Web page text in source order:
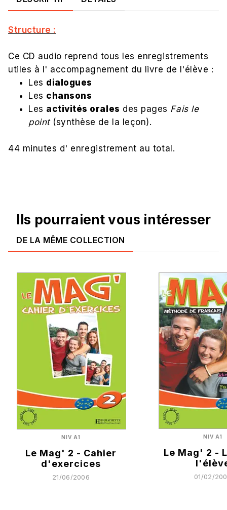
Structure :
Ce CD audio reprend tous les enregistrements
utiles à l' accompagnement du livre de l'élève :
Les dialogues
Les chansons
Les activités orales des pages Fais le
point(synthèse de la leçon).
44 minutes d' enregistrement au total.
Ils pourraient vous intéresser
DE LA MÊME COLLECTION
NIV A1
Le Mag' 2 - Cahier
d'exercices
21/06/2006
NIV A1
Le Mag' 2 -
01/02/